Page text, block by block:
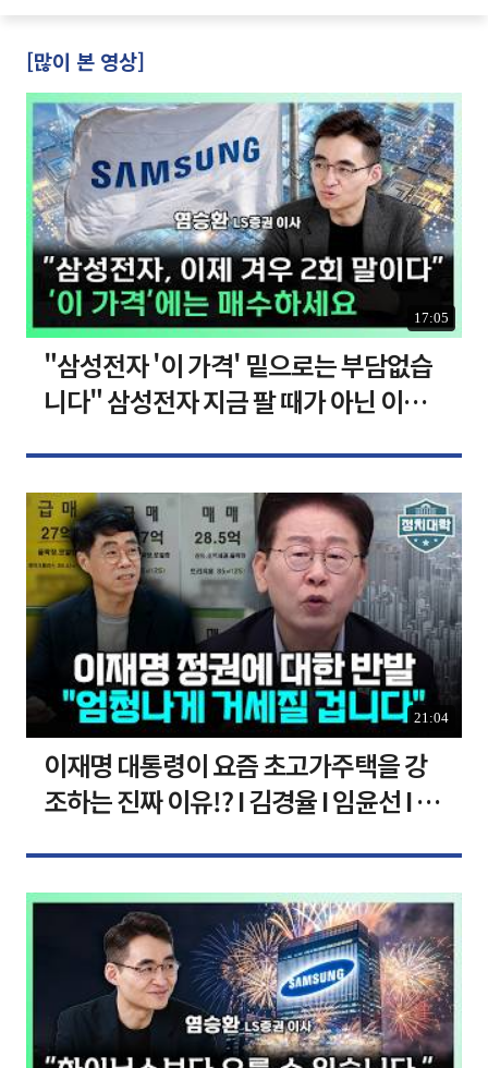
[많이 본 영상]
17:05
"삼성전자 '이 가격' 밑으로는 부담없습
니다" 삼성전자 지금 팔 때가 아닌 이유
21:04
이재명 대통령이 요즘 초고가주택을 강
조하는 진짜 이유!? I 김경율 I 임윤선 I 정